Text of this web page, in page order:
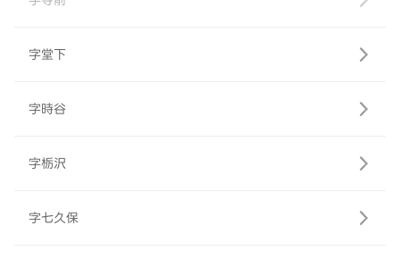
字堂下
字時谷
字栃沢
字七久保